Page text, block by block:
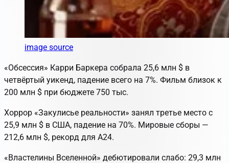
image source
«Обсессия» Карри Баркера собрала 25,6 млн $ в
четвёртый уикенд, падение всего на 7%. Фильм близок к
200 млн $ при бюджете 750 тыс.
Хоррор «Закулисье реальности» занял третье место с
25,9 млн $ в США, падение на 70%. Мировые сборы —
212,6 млн $, рекорд для A24.
«Властелины Вселенной» дебютировали слабо: 29,3 млн